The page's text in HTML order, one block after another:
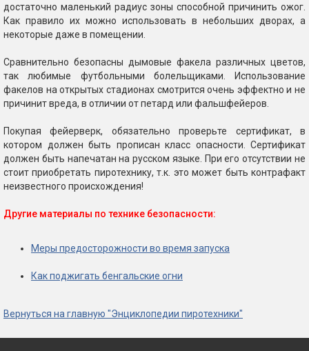
достаточно маленький радиус зоны способной причинить ожог.
Как правило их можно использовать в небольших дворах, а
некоторые даже в помещении.
Сравнительно безопасны дымовые факела различных цветов,
так любимые футбольными болельщиками. Использование
факелов на открытых стадионах смотрится очень эффектно и не
причинит вреда, в отличии от петард или фальшфейеров.
Покупая фейерверк, обязательно проверьте сертификат, в
котором должен быть прописан класс опасности. Сертификат
должен быть напечатан на русском языке. При его отсутствии не
стоит приобретать пиротехнику, т.к. это может быть контрафакт
неизвестного происхождения!
Другие материалы по технике безопасности:
Меры предосторожности во время запуска
Как поджигать бенгальские огни
Вернуться на главную "Энциклопедии пиротехники"